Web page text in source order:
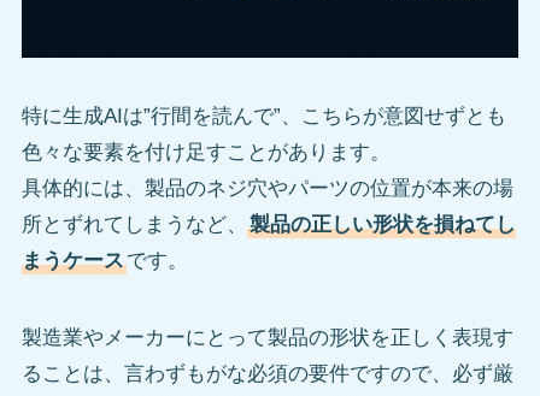
特に生成AIは”行間を読んで”、こちらが意図せずとも
色々な要素を付け足すことがあります。
具体的には、製品のネジ穴やパーツの位置が本来の場
所とずれてしまうなど、
製品の正しい形状を損ねてし
まうケースです。
製造業やメーカーにとって製品の形状を正しく表現す
ることは、言わずもがな必須の要件ですので、必ず厳